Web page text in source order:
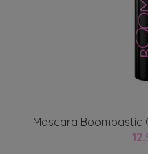
Mascara Boombastic